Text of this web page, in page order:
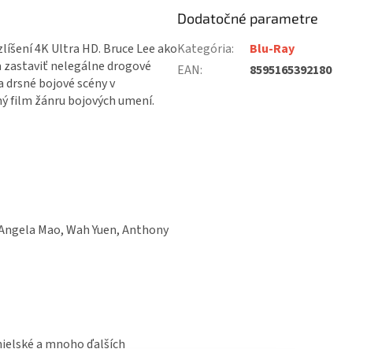
4K Ultra HD. Bruce Lee ako
nelegálne drogové
bojové scény v
film žánru bojových umení.
Mao, Wah Yuen, Anthony
a mnoho ďalších
Dodatočné parametre
Kategória:
Blu-Ray
EAN: 8595165392180